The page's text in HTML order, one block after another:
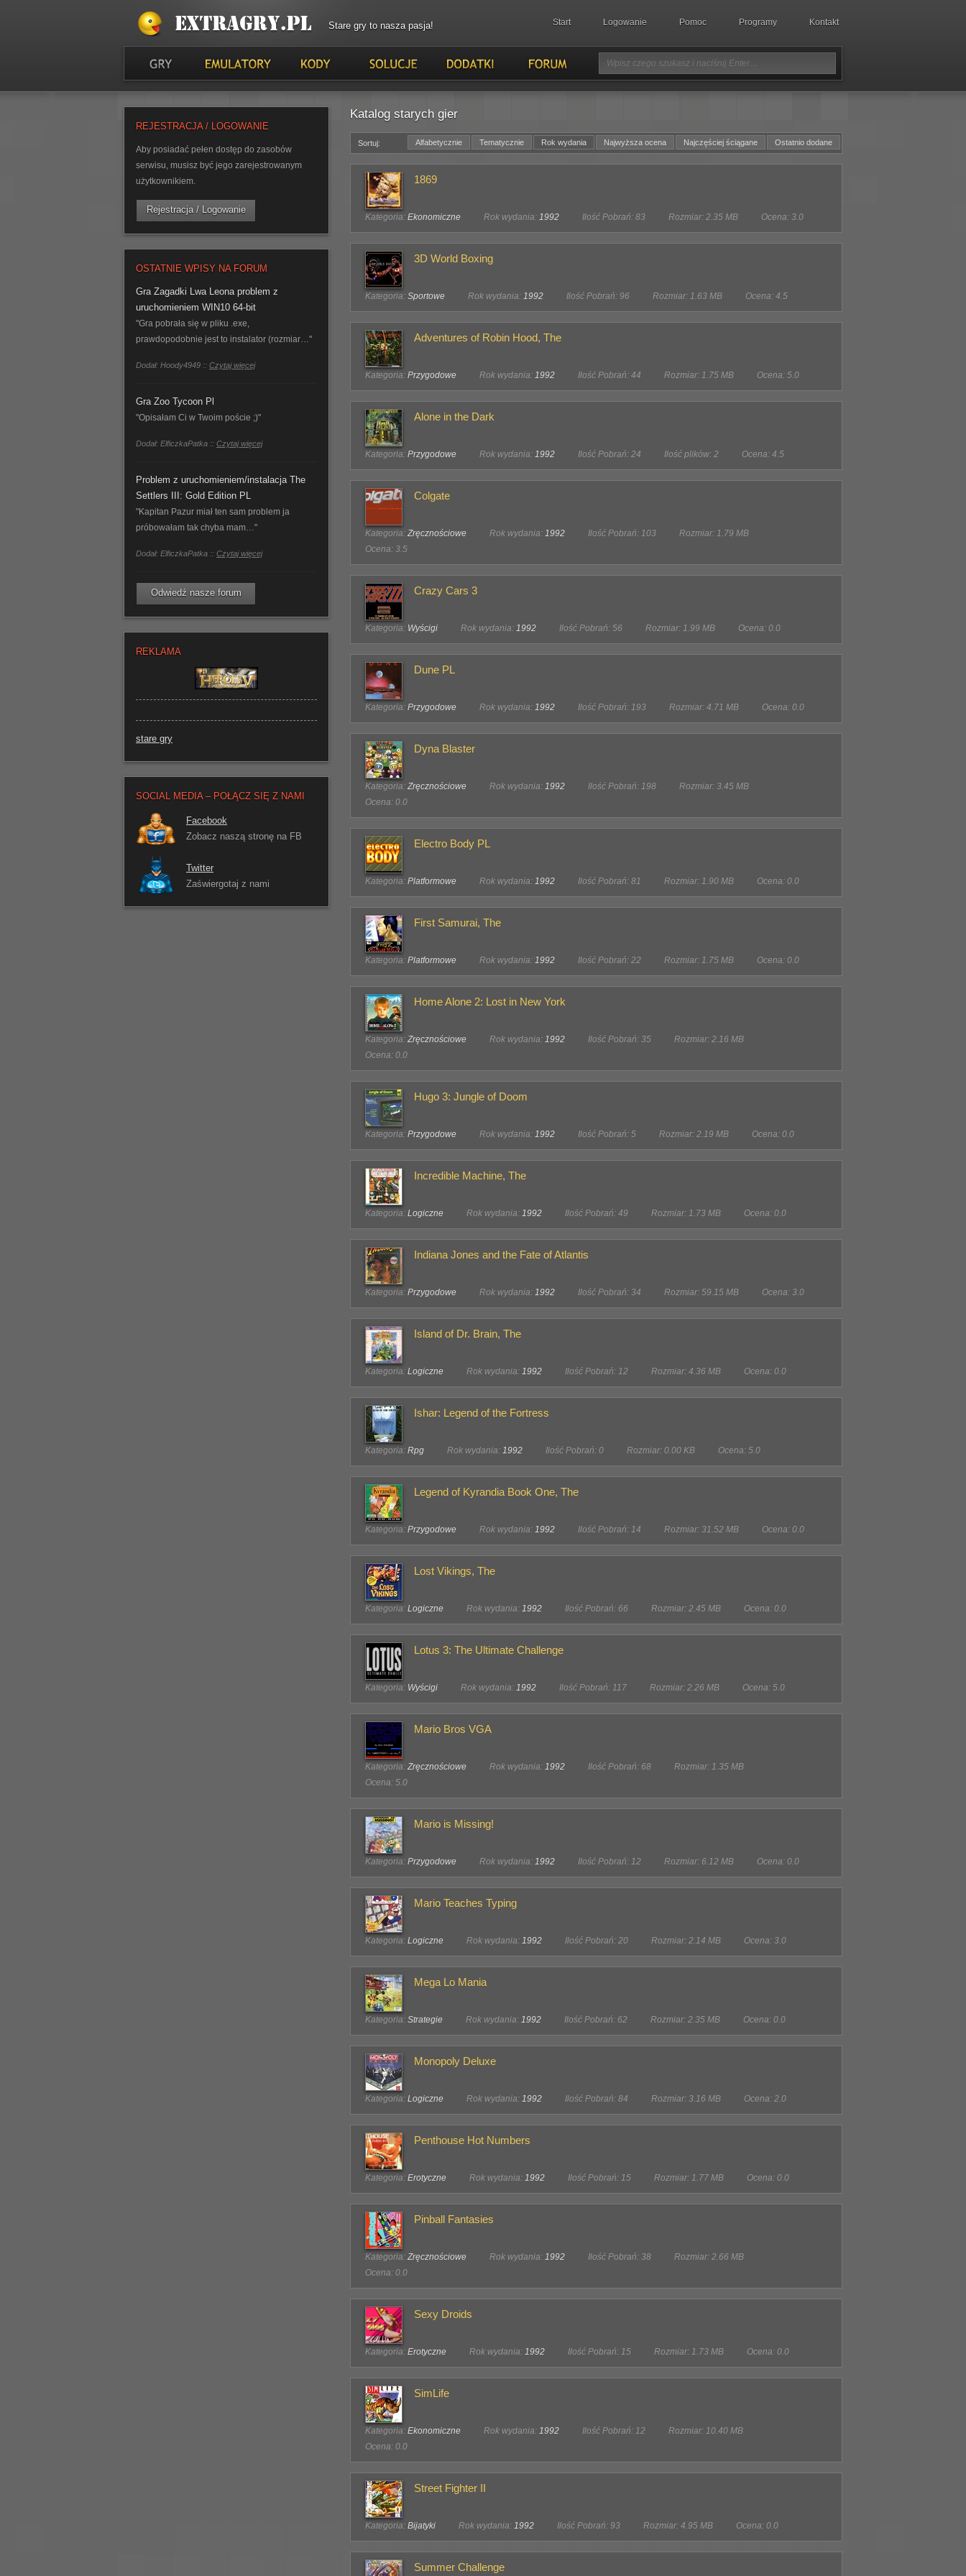
Stare gry to nasza pasja! Start Logowanie Pomoc Programy Kontakt
REJESTRACJA / LOGOWANIE
Aby posiadać pełen dostęp do zasobów
serwisu, musisz być jego zarejestrowanym
użytkownikiem.
Rejestracja / Logowanie
OSTATNIE WPISY NA FORUM
Gra Zagadki Lwa Leona problem z
uruchomieniem WIN10 64-bit
"Gra pobrała się w pliku .exe,
prawdopodobnie jest to instalator (rozmiar…"
Dodał: Hoody4949 :: Czytaj więcej
Gra Zoo Tycoon Pl
"Opisałam Ci w Twoim poście ;)"
Dodał: ElficzkaPatka :: Czytaj więcej
Problem z uruchomieniem/instalacja The
Settlers III: Gold Edition PL
"Kapitan Pazur miał ten sam problem ja
próbowałam tak chyba mam…"
Dodał: ElficzkaPatka :: Czytaj więcej
Odwiedź nasze forum
REKLAMA
stare gry
SOCIAL MEDIA – POŁĄCZ SIĘ Z NAMI
Facebook
Zobacz naszą stronę na FB
Twitter
Zaświergotaj z nami
Katalog starych gier
Sortuj: Alfabetycznie Tematycznie Rok wydania Najwyższa ocena Najczęściej ściągane Ostatnio dodane
1869
Kategoria: Ekonomiczne Rok wydania: 1992 Ilość Pobrań: 83 Rozmiar: 2.35 MB Ocena: 3.0
3D World Boxing
Kategoria: Sportowe Rok wydania: 1992 Ilość Pobrań: 96 Rozmiar: 1.63 MB Ocena: 4.5
Adventures of Robin Hood, The
Kategoria: Przygodowe Rok wydania: 1992 Ilość Pobrań: 44 Rozmiar: 1.75 MB Ocena: 5.0
Alone in the Dark
Kategoria: Przygodowe Rok wydania: 1992 Ilość Pobrań: 24 Ilość plików: 2 Ocena: 4.5
Colgate
Kategoria: Zręcznościowe Rok wydania: 1992 Ilość Pobrań: 103
Rozmiar: 1.79 MB
Ocena: 3.5
Crazy Cars 3
Kategoria: Wyścigi Rok wydania: 1992 Ilość Pobrań: 56 Rozmiar: 1.99 MB Ocena: 0.0
Dune PL
Kategoria: Przygodowe Rok wydania: 1992 Ilość Pobrań: 193 Rozmiar: 4.71 MB Ocena: 0.0
Dyna Blaster
Kategoria: Zręcznościowe Rok wydania: 1992 Ilość Pobrań: 198
Rozmiar: 3.45 MB
Ocena: 0.0
Electro Body PL
Kategoria: Platformowe Rok wydania: 1992 Ilość Pobrań: 81 Rozmiar: 1.90 MB Ocena: 0.0
First Samurai, The
Kategoria: Platformowe Rok wydania: 1992 Ilość Pobrań: 22 Rozmiar: 1.75 MB Ocena: 0.0
Home Alone 2: Lost in New York
Kategoria: Zręcznościowe Rok wydania: 1992 Ilość Pobrań: 35
Rozmiar: 2.16 MB
Ocena: 0.0
Hugo 3: Jungle of Doom
Kategoria: Przygodowe Rok wydania: 1992 Ilość Pobrań: 5 Rozmiar: 2.19 MB Ocena: 0.0
Incredible Machine, The
Kategoria: Logiczne Rok wydania: 1992 Ilość Pobrań: 49 Rozmiar: 1.73 MB Ocena: 0.0
Indiana Jones and the Fate of Atlantis
Kategoria: Przygodowe Rok wydania: 1992 Ilość Pobrań: 34 Rozmiar: 59.15 MB Ocena: 3.0
Island of Dr. Brain, The
Kategoria: Logiczne Rok wydania: 1992 Ilość Pobrań: 12 Rozmiar: 4.36 MB Ocena: 0.0
Ishar: Legend of the Fortress
Kategoria: Rpg Rok wydania: 1992 Ilość Pobrań: 0 Rozmiar: 0.00 KB Ocena: 5.0
Legend of Kyrandia Book One, The
Kategoria: Przygodowe Rok wydania: 1992 Ilość Pobrań: 14 Rozmiar: 31.52 MB Ocena: 0.0
Lost Vikings, The
Kategoria: Logiczne Rok wydania: 1992 Ilość Pobrań: 66 Rozmiar: 2.45 MB Ocena: 0.0
Lotus 3: The Ultimate Challenge
Kategoria: Wyścigi Rok wydania: 1992 Ilość Pobrań: 117 Rozmiar: 2.26 MB Ocena: 5.0
Mario Bros VGA
Kategoria: Zręcznościowe Rok wydania: 1992 Ilość Pobrań: 68
Rozmiar: 1.35 MB
Ocena: 5.0
Mario is Missing!
Kategoria: Przygodowe Rok wydania: 1992 Ilość Pobrań: 12 Rozmiar: 6.12 MB Ocena: 0.0
Mario Teaches Typing
Kategoria: Logiczne Rok wydania: 1992 Ilość Pobrań: 20 Rozmiar: 2.14 MB Ocena: 3.0
Mega Lo Mania
Kategoria: Strategie Rok wydania: 1992 Ilość Pobrań: 62 Rozmiar: 2.35 MB Ocena: 0.0
Monopoly Deluxe
Kategoria: Logiczne Rok wydania: 1992 Ilość Pobrań: 84 Rozmiar: 3.16 MB Ocena: 2.0
Penthouse Hot Numbers
Kategoria: Erotyczne Rok wydania: 1992 Ilość Pobrań: 15 Rozmiar: 1.77 MB Ocena: 0.0
Pinball Fantasies
Kategoria: Zręcznościowe Rok wydania: 1992 Ilość Pobrań: 38
Rozmiar: 2.66 MB
Ocena: 0.0
Sexy Droids
Kategoria: Erotyczne Rok wydania: 1992 Ilość Pobrań: 15 Rozmiar: 1.73 MB Ocena: 0.0
SimLife
Kategoria: Ekonomiczne Rok wydania: 1992 Ilość Pobrań: 12
Rozmiar: 10.40 MB
Ocena: 0.0
Street Fighter II
Kategoria: Bijatyki Rok wydania: 1992 Ilość Pobrań: 93 Rozmiar: 4.95 MB Ocena: 0.0
Summer Challenge